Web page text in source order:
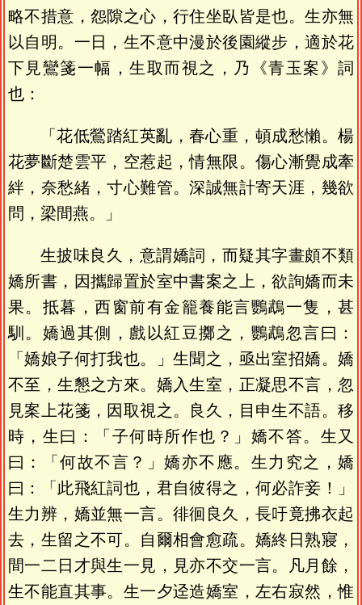
略不措意，怨隙之心，行住坐臥皆是也。生亦無
以自明。一日，生不意中漫於後園縱步，適於花
下見鸞箋一幅，生取而視之，乃《青玉案》詞
也：
「花低鶯踏紅英亂，春心重，頓成愁懶。楊
花夢斷楚雲平，空惹起，情無限。傷心漸覺成牽
絆，奈愁緒，寸心難管。深誠無計寄天涯，幾欲
問，梁間燕。」
生披味良久，意謂嬌詞，而疑其字畫頗不類
嬌所書，因攜歸置於室中書案之上，欲詢嬌而未
果。抵暮，西窗前有金籠養能言鸚鵡一隻，甚
馴。嬌過其側，戲以紅豆擲之，鸚鵡忽言曰：
「嬌娘子何打我也。」生聞之，亟出室招嬌。嬌
不至，生懇之方來。嬌入生室，正凝思不言，忽
見案上花箋，因取視之。良久，目申生不語。移
時，生曰：「子何時所作也？」嬌不答。生又
曰：「何故不言？」嬌亦不應。生力究之，嬌
曰：「此飛紅詞也，君自彼得之，何必詐妾！」
生力辨，嬌並無一言。徘徊良久，長吁竟拂衣起
去，生留之不可。自爾相會愈疏。嬌終日熟寢，
間一二日才與生一見，見亦不交一言。凡月餘，
生不能直其事。生一夕迳造嬌室，左右寂然，惟